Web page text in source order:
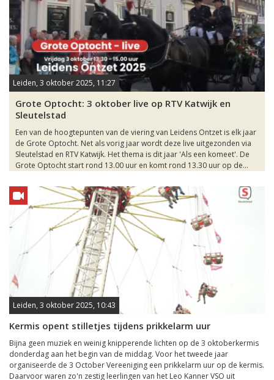
Leiden, 3 oktober 2025, 11:27
Grote Optocht: 3 oktober live op RTV Katwijk en
Sleutelstad
Een van de hoogtepunten van de viering van Leidens Ontzet is elk jaar
de Grote Optocht. Net als vorig jaar wordt deze live uitgezonden via
Sleutelstad en RTV Katwijk. Het thema is dit jaar 'Als een komeet'. De
Grote Optocht start rond 13.00 uur en komt rond 13.30 uur op de...
Leiden, 3 oktober 2025, 10:43
Kermis opent stilletjes tijdens prikkelarm uur
Bijna geen muziek en weinig knipperende lichten op de 3 oktoberkermis
donderdag aan het begin van de middag. Voor het tweede jaar
organiseerde de 3 October Vereeniging een prikkelarm uur op de kermis.
Daarvoor waren zo'n zestig leerlingen van het Leo Kanner VSO uit